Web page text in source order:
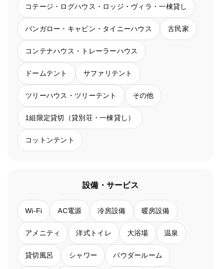
コテージ・ログハウス・ロッジ・ヴィラ・一棟貸し
バンガロー・キャビン・タイニーハウス 古民家
コンテナハウス・トレーラーハウス
ドームテント サファリテント
ツリーハウス・ツリーテント その他
1組限定貸切（貸別荘・一棟貸し）
コットンテント
設備・サービス
Wi-Fi AC電源 冷房設備 暖房設備
アメニティ 洋式トイレ 大浴場 温泉
貸切風呂 シャワー パウダールーム